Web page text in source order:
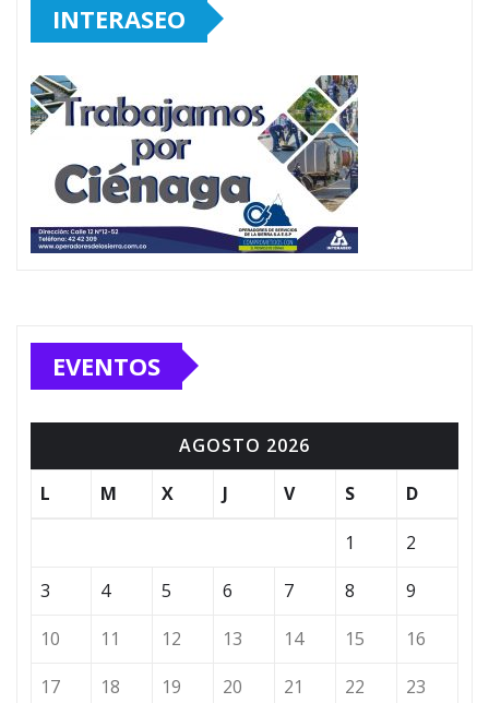
INTERASEO
EVENTOS
AGOSTO 2026
L
M X J V S D
1
2
3
4 5 6 7 8
9
10
11 12 13 14 15
16
17
18 19 20 21 22 23